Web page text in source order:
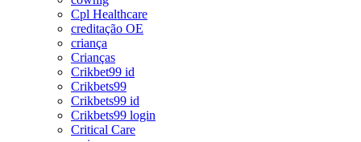
Cpl Healthcare
creditação OE
criança
Crianças
Crikbet99 id
Crikbets99
Crikbets99 id
Crikbets99 login
Critical Care